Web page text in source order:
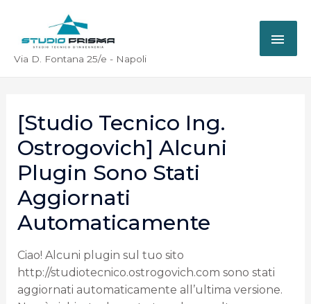
Via D. Fontana 25/e - Napoli
[Studio Tecnico Ing.
Ostrogovich] Alcuni
Plugin Sono Stati
Aggiornati
Automaticamente
Ciao! Alcuni plugin sul tuo sito
http://studiotecnico.ostrogovich.com sono stati
aggiornati automaticamente all’ultima versione.